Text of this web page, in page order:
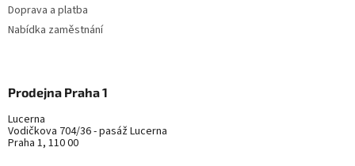
Doprava a platba
Nabídka zaměstnání
Prodejna Praha 1
Lucerna
Vodičkova 704/36 - pasáž Lucerna
Praha 1, 110 00